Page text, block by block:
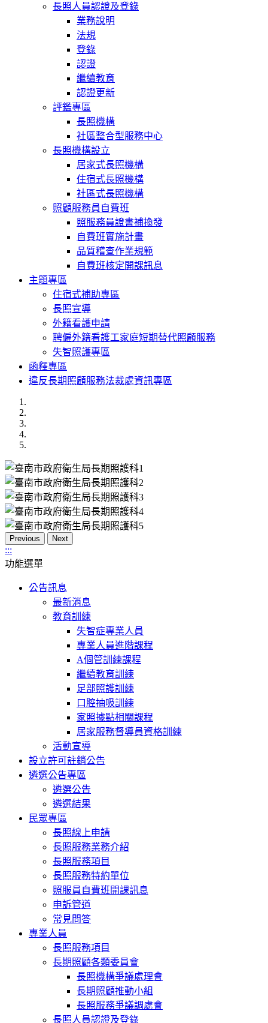
長照人員認證及登錄
業務說明
法規
登錄
認證
繼續教育
認證更新
評鑑專區
長照機構
社區整合型服務中心
長照機構設立
居家式長照機構
住宿式長照機構
社區式長照機構
照顧服務員自費班
照服務員證書補換發
自費班實施計畫
品質稽查作業規範
自費班核定開課訊息
主題專區
住宿式補助專區
長照宣導
外籍看護申請
聘僱外籍看護工家庭短期替代照顧服務
失智照護專區
函釋專區
違反長期照顧服務法裁處資訊專區
Previous Next
:::
功能選單
公告訊息
最新消息
教育訓練
失智症專業人員
專業人員進階課程
A個管訓練課程
繼續教育訓練
足部照護訓練
口腔抽吸訓練
家照據點相關課程
居家服務督導員資格訓練
活動宣導
設立許可註銷公告
遴選公告專區
遴選公告
遴選結果
民眾專區
長照線上申請
長照服務業務介紹
長照服務項目
長照服務特約單位
照服員自費班開課訊息
申訴管道
常見問答
專業人員
長照服務項目
長期照顧各類委員會
長照機構爭議處理會
長期照顧推動小組
長照服務爭議調處會
長照人員認證及登錄